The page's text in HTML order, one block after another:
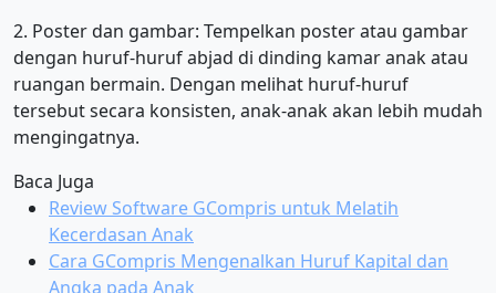
2. Poster dan gambar: Tempelkan poster atau gambar
dengan huruf-huruf abjad di dinding kamar anak atau
ruangan bermain. Dengan melihat huruf-huruf
tersebut secara konsisten, anak-anak akan lebih mudah
mengingatnya.
Baca Juga
Review Software GCompris untuk Melatih
Kecerdasan Anak
Cara GCompris Mengenalkan Huruf Kapital dan
Angka pada Anak